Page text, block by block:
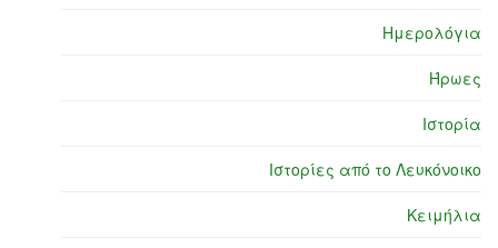
Ημερολόγια
Ήρωες
Ιστορία
Ιστορίες από το Λευκόνοικο
Κειμήλια